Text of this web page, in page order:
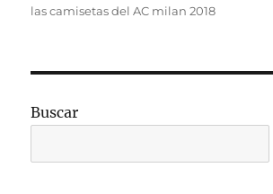
las camisetas del AC milan 2018
Buscar